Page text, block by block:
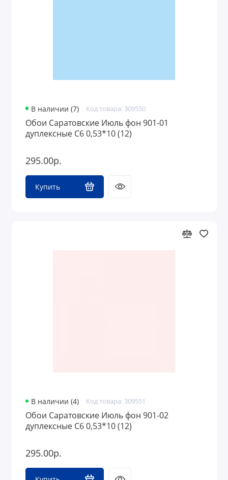
В наличии (7) Код товара: 309550
Обои Саратовские Июль фон 901-01
дуплексные С6 0,53*10 (12)
295.00р.
Купить
В наличии (4) Код товара: 309551
Обои Саратовские Июль фон 901-02
дуплексные С6 0,53*10 (12)
295.00р.